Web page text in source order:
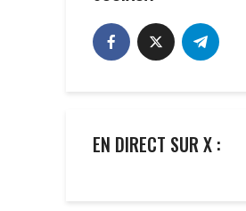
EN DIRECT SUR X :